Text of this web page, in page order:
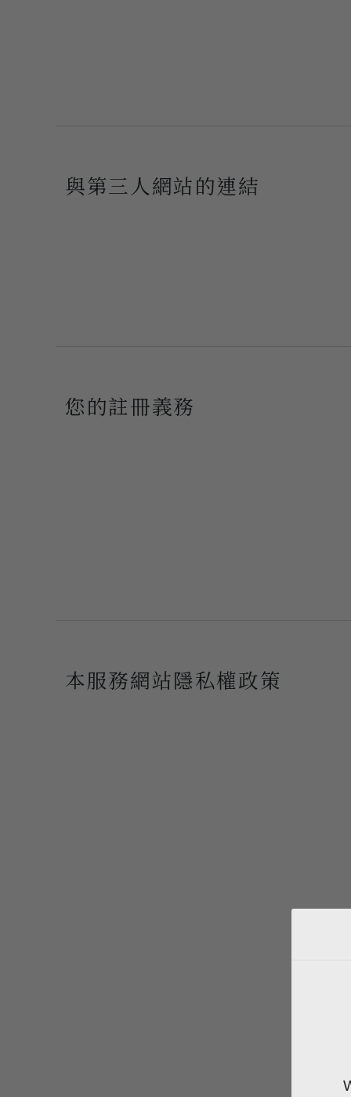
與第三人網站的連結
您的註冊義務
本服務網站隱私權政策